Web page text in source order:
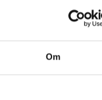
Om